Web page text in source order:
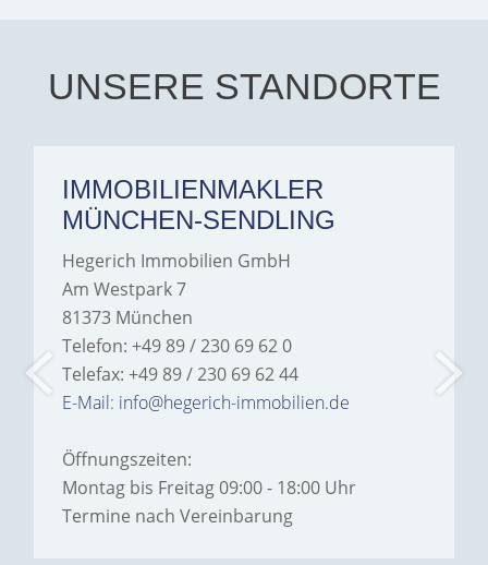
Hegerich Immobilien to
anyone looking for a home.
UNSERE STANDORTE
IMMOBILIENMAKLER
MÜNCHEN-SENDLING
Hegerich Immobilien GmbH
Am Westpark 7
81373 München
Telefon: +49 89 / 230 69 62 0
Telefax: +49 89 / 230 69 62 44
E-Mail: info@hegerich-immobilien.de
Öffnungszeiten:
Montag bis Freitag 09:00 - 18:00 Uhr
Termine nach Vereinbarung